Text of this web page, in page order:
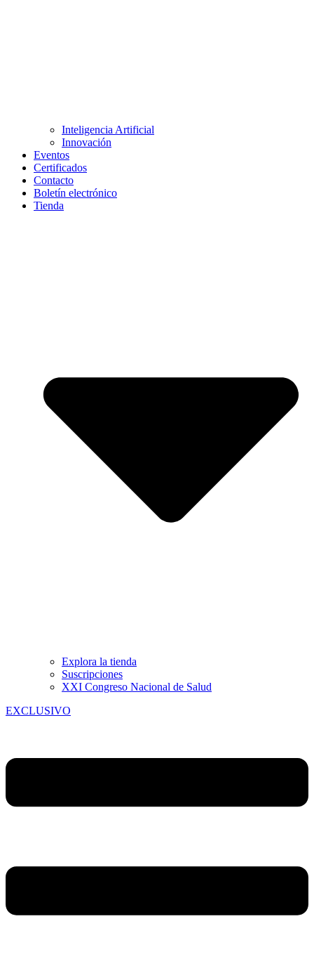
Inteligencia Artificial
Innovación
Eventos
Certificados
Contacto
Boletín electrónico
Tienda
Explora la tienda
Suscripciones
XXI Congreso Nacional de Salud
EXCLUSIVO